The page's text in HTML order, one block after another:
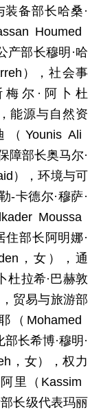
备部长哈桑·
Houmed
产部长穆明·哈
），社会事
尔·阿卜杜
能源与自然资
Younis Ali
障部长奥马尔·
），环境与可
-卡德尔·穆萨·
Moussa
部长阿明娜·
，女），通
杜拉希·巴赫敦
贸易与旅游部
（Mohamed
长希博·穆明·
，女），权力
里（Kassim
长级代表玛丽